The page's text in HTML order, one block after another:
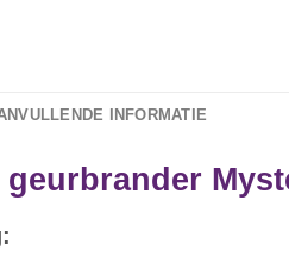
INFORMATIE